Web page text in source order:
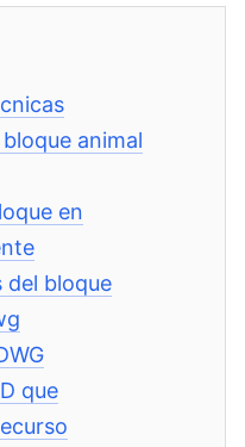
animal
en
del bloque
que